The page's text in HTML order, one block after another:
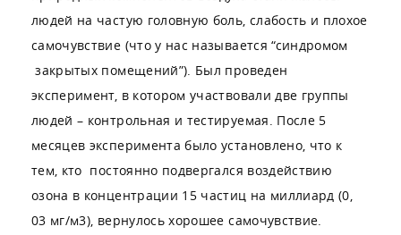
людей на частую головную боль, слабость и плохое
самочувствие (что у нас называется “синдромом
закрытых помещений”). Был проведен
эксперимент, в котором участвовали две группы
людей – контрольная и тестируемая. После 5
месяцев эксперимента было установлено, что к
тем, кто постоянно подвергался воздействию
озона в концентрации 15 частиц на миллиард (0,
03 мг/м3), вернулось хорошее самочувствие.